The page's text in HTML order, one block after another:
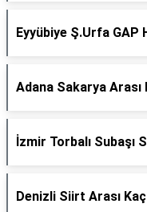
Eyyübiye Ş.Urfa GAP
Adana Sakarya Arası
İzmir Torbalı Subaşı
Denizli Siirt Arası